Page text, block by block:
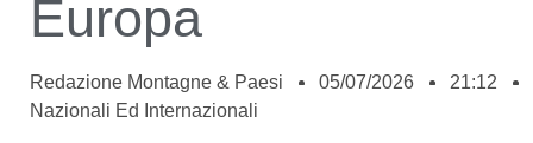
Europa
Redazione Montagne & Paesi 05/07/2026
21:12
Nazionali Ed Internazionali